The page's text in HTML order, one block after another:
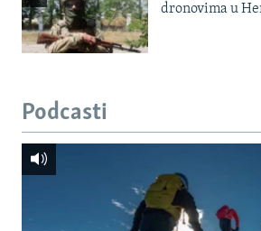
dronovima u
Podcasti